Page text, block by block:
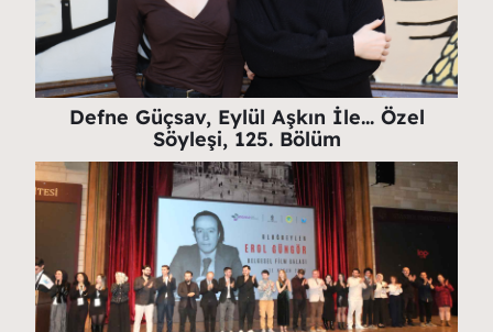
Defne Güçsav, Eylül Aşkın İle… Özel
Söyleşi, 125. Bölüm